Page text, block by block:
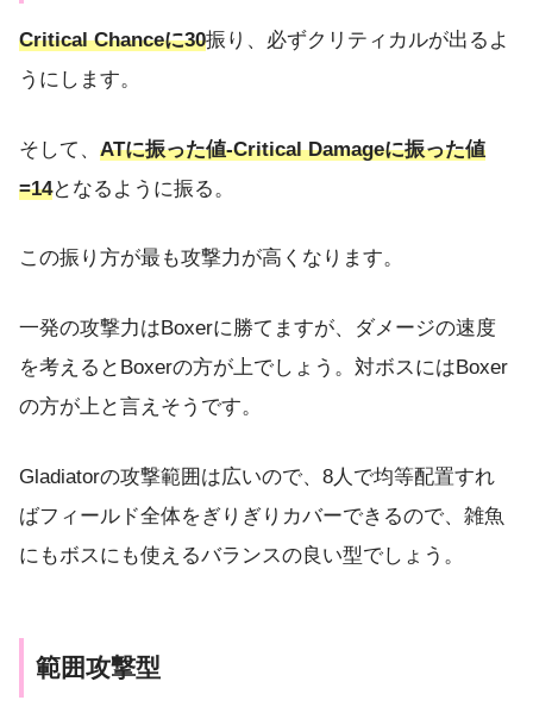
Critical Chanceに30振り、必ずクリティカルが出るよ
うにします。
そして、 ATに振った値-Critical Damageに振った値
=14となるように振る。
この振り方が最も攻撃力が高くなります。
一発の攻撃力はBoxerに勝てますが、ダメージの速度
を考えるとBoxerの方が上でしょう。対ボスにはBoxer
の方が上と言えそうです。
Gladiatorの攻撃範囲は広いので、8人で均等配置すれ
ばフィールド全体をぎりぎりカバーできるので、雑魚
にもボスにも使えるバランスの良い型でしょう。
範囲攻撃型